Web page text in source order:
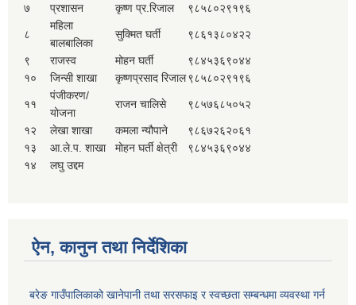
७
प्रशासन कृष्ण प्र.रिजाल ९८५८०२९१९६
८
महिला
बालबालिका
सुक्मित घर्ती ९८६१३८०४२२
९ राजस्व मोहन घर्ती
९८४५३६९०४४
१०
जिन्सी शाखा कृष्णप्रसाद रिजाल९८५८०२९१९६
११
पंजीकरण/
योजना
राजन चालिसे ९८५७६८५०५२
१२ लेखा शाखा कमला न्यौपाने
९८६७२६२०६१
१३
आ.ले.प. शाखा मोहन घर्ती क्षेत्री
९८४५३६९०४४
१४
लघु उद्दम
ऐन, कानुन तथा निर्देशिका
बरेङ गाउँपालिकाको खानेपानी तथा सरसफाइ र स्वच्छता सम्बन्धमा व्यवस्था गर्न